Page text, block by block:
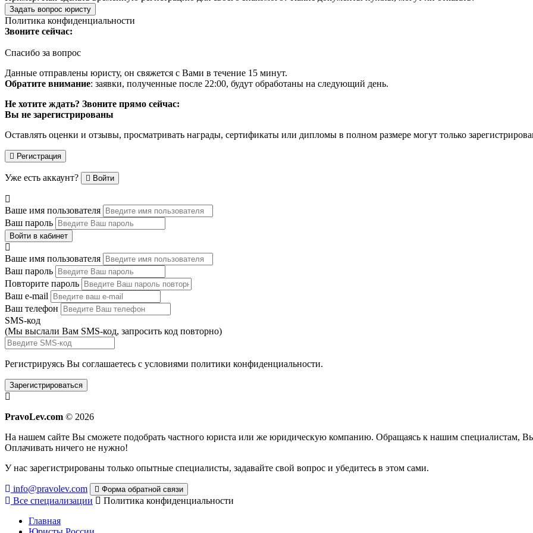
Задать вопрос юристу
Политика конфиденциальности
Звоните сейчас:
Спасибо за вопрос
Данные отправлены юристу, он свяжется с Вами в течение 15 минут.
Обратите внимание: заявки, полученные после 22:00, будут обработаны на следующий день.
Не хотите ждать? Звоните прямо сейчас:
Вы не зарегистрированы
Оставлять оценки и отзывы, просматривать награды, сертификаты или дипломы в полном размере могут только
Регистрация
Уже есть аккаунт? Войти
Ваше имя пользователя
Ваш пароль
Войти в кабинет
Ваше имя пользователя
Ваш пароль
Повторите пароль
Ваш e-mail
Ваш телефон
SMS-код
(Мы выслали Вам SMS-код, запросить код повторно)
Регистрируясь Вы соглашаетесь с условиями политики конфиденциальности.
Зарегистрироваться
PravoLev.com © 2026
На нашем сайте Вы сможете подобрать частного юриста или же юридическую компанию. Обращаясь к нашим специалистам,
Оплачивать ничего не нужно!
У нас зарегистрированы только опытные специалисты, задавайте свой вопрос и убедитесь в этом сами.
info@pravolev.com Форма обратной связи
Все специализации
Политика конфиденциальности
Главная